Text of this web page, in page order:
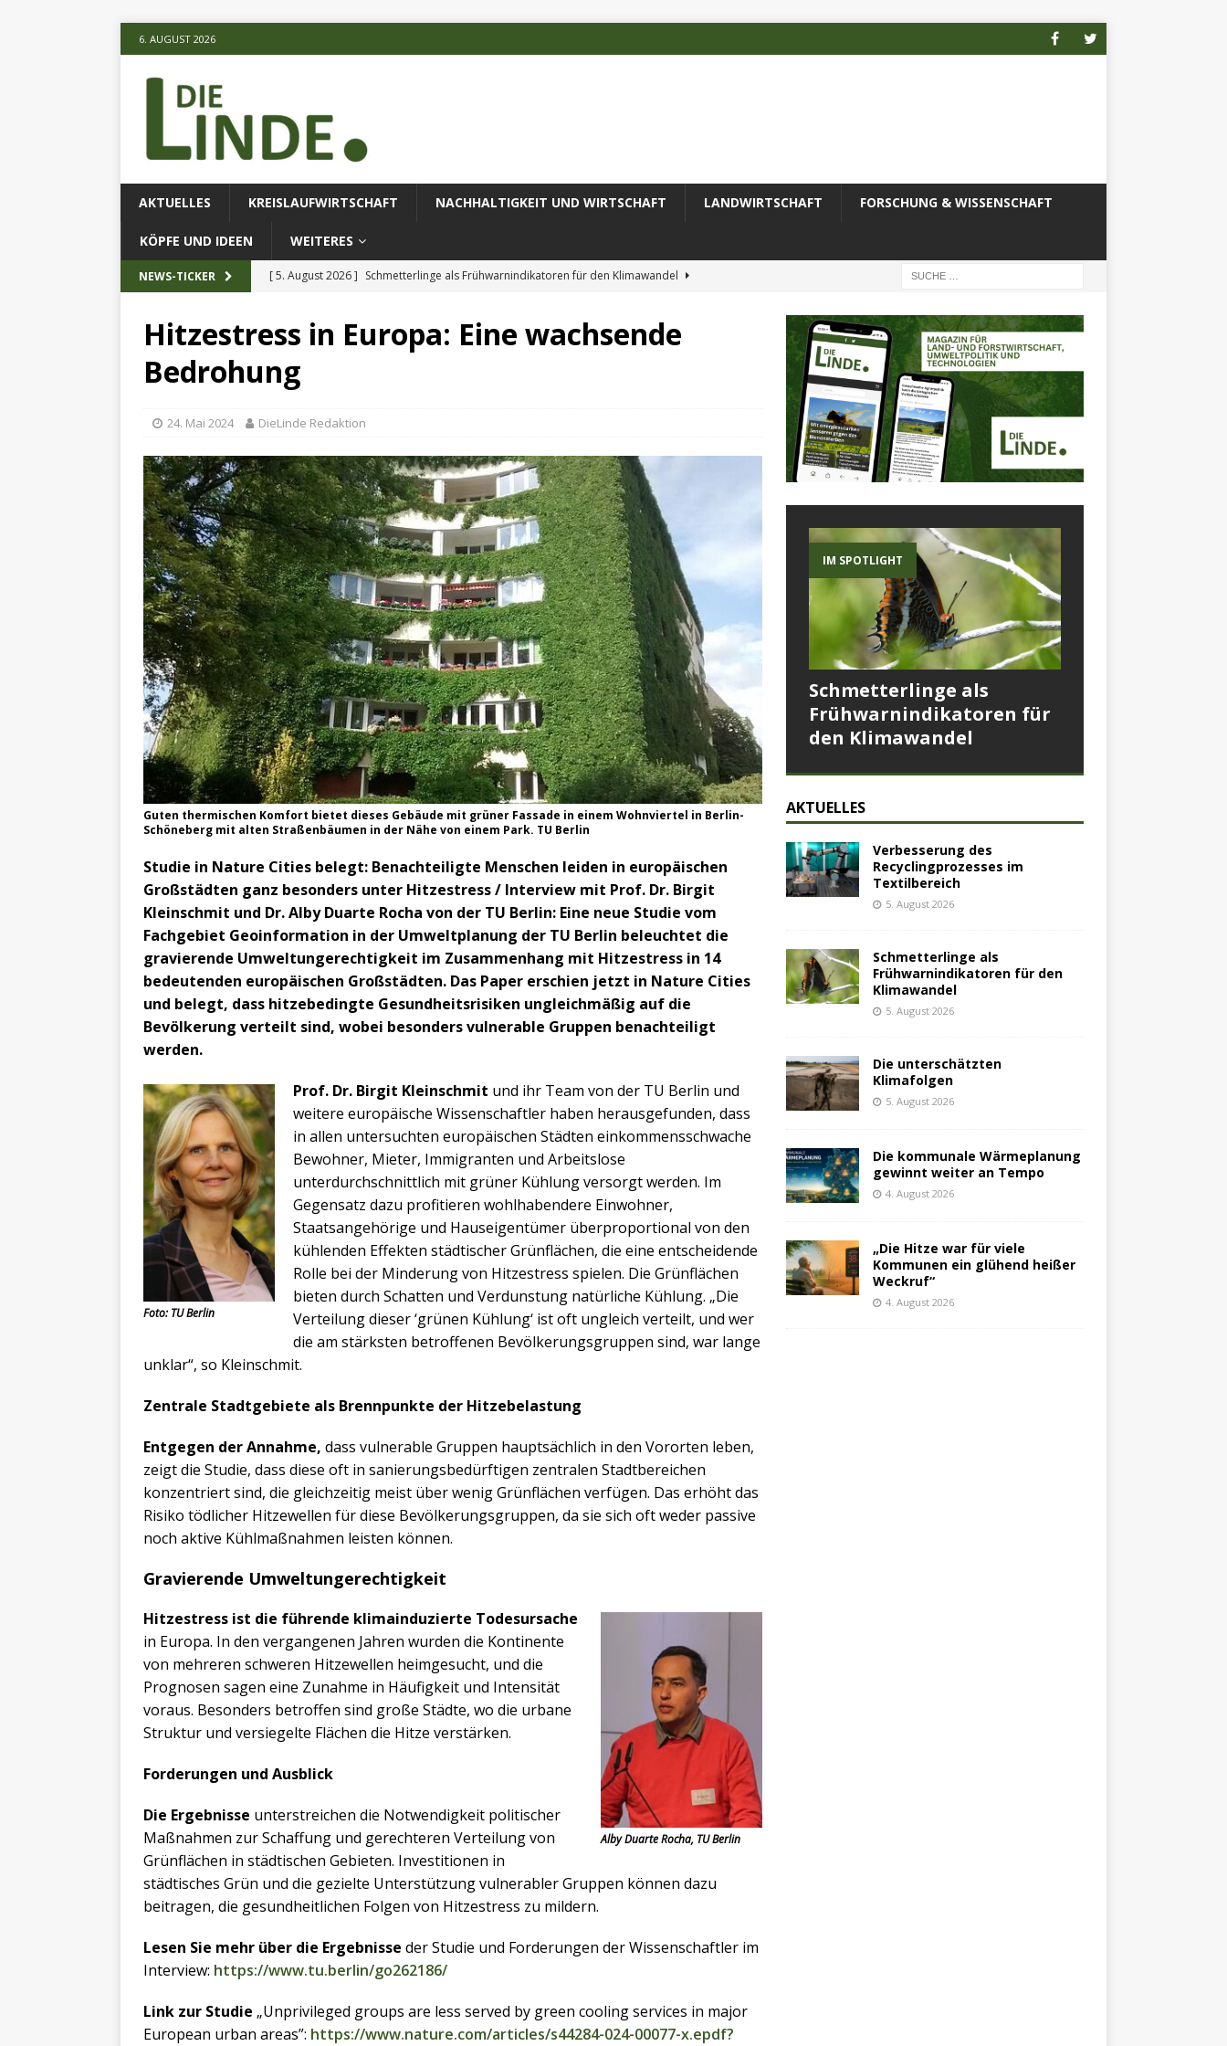
6. AUGUST 2026
AKTUELLES KREISLAUFWIRTSCHAFT NACHHALTIGKEIT UND WIRTSCHAFT LANDWIRTSCHAFT FORSCHUNG & WISSENSCHAFT
KÖPFE UND IDEEN WEITERES
NEWS-TICKER [ 5. August 2026 ] Schmetterlinge als Frühwarnindikatoren für den Klimawandel
[ 5. August 2026 ] Die unterschätzten Klimafolgen
AKTUELLES
[ 5. August 2026 ]
Hitzestress in Europa: Eine wachsende
Bedrohung
24. Mai 2024 DieLinde Redaktion
Guten thermischen Komfort bietet dieses Gebäude mit grüner Fassade in einem Wohnviertel in Berlin-
Schöneberg mit alten Straßenbäumen in der Nähe von einem Park. TU Berlin
Studie in Nature Cities belegt: Benachteiligte Menschen leiden in europäischen
Großstädten ganz besonders unter Hitzestress / Interview mit Prof. Dr. Birgit
Kleinschmit und Dr. Alby Duarte Rocha von der TU Berlin: Eine neue Studie vom
Fachgebiet Geoinformation in der Umweltplanung der TU Berlin beleuchtet die
gravierende Umweltungerechtigkeit im Zusammenhang mit Hitzestress in 14
bedeutenden europäischen Großstädten. Das Paper erschien jetzt in Nature Cities
und belegt, dass hitzebedingte Gesundheitsrisiken ungleichmäßig auf die
Bevölkerung verteilt sind, wobei besonders vulnerable Gruppen benachteiligt
werden.
Foto: TU Berlin
Prof. Dr. Birgit Kleinschmit und ihr Team von der TU Berlin und
weitere europäische Wissenschaftler haben herausgefunden, dass
in allen untersuchten europäischen Städten einkommensschwache
Bewohner, Mieter, Immigranten und Arbeitslose
unterdurchschnittlich mit grüner Kühlung versorgt werden. Im
Gegensatz dazu profitieren wohlhabendere Einwohner,
Staatsangehörige und Hauseigentümer überproportional von den
kühlenden Effekten städtischer Grünflächen, die eine entscheidende
Rolle bei der Minderung von Hitzestress spielen. Die Grünflächen
bieten durch Schatten und Verdunstung natürliche Kühlung. „Die
Verteilung dieser ‘grünen Kühlung‘ ist oft ungleich verteilt, und wer
die am stärksten betroffenen Bevölkerungsgruppen sind, war lange
unklar“, so Kleinschmit.
Zentrale Stadtgebiete als Brennpunkte der Hitzebelastung
Entgegen der Annahme, dass vulnerable Gruppen hauptsächlich in den Vororten leben,
zeigt die Studie, dass diese oft in sanierungsbedürftigen zentralen Stadtbereichen
konzentriert sind, die gleichzeitig meist über wenig Grünflächen verfügen. Das erhöht das
Risiko tödlicher Hitzewellen für diese Bevölkerungsgruppen, da sie sich oft weder passive
noch aktive Kühlmaßnahmen leisten können.
Gravierende Umweltungerechtigkeit
Alby Duarte Rocha, TU Berlin
Hitzestress ist die führende klimainduzierte Todesursache
in Europa. In den vergangenen Jahren wurden die Kontinente
von mehreren schweren Hitzewellen heimgesucht, und die
Prognosen sagen eine Zunahme in Häufigkeit und Intensität
voraus. Besonders betroffen sind große Städte, wo die urbane
Struktur und versiegelte Flächen die Hitze verstärken.
Forderungen und Ausblick
Die Ergebnisse unterstreichen die Notwendigkeit politischer
Maßnahmen zur Schaffung und gerechteren Verteilung von
Grünflächen in städtischen Gebieten. Investitionen in
städtisches Grün und die gezielte Unterstützung vulnerabler Gruppen können dazu
beitragen, die gesundheitlichen Folgen von Hitzestress zu mildern.
Lesen Sie mehr über die Ergebnisse der Studie und Forderungen der Wissenschaftler im
Interview: https://www.tu.berlin/go262186/
Link zur Studie „Unprivileged groups are less served by green cooling services in major
European urban areas”: https://www.nature.com/articles/s44284-024-00077-x.epdf?
IM SPOTLIGHT
Schmetterlinge als
Frühwarnindikatoren für
den Klimawandel
AKTUELLES
Verbesserung des
Recyclingprozesses im
Textilbereich
5. August 2026
Schmetterlinge als
Frühwarnindikatoren für den
Klimawandel
5. August 2026
Die unterschätzten
Klimafolgen
5. August 2026
Die kommunale Wärmeplanung
gewinnt weiter an Tempo
4. August 2026
„Die Hitze war für viele
Kommunen ein glühend heißer
Weckruf“
4. August 2026